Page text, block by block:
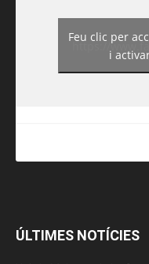
https://
Feu clic per
i
ÚLTIMES NOTÍCIES